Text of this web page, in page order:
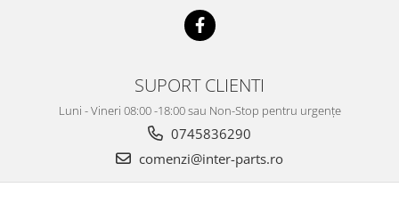
SUPORT CLIENTI
Luni - Vineri 08:00 -18:00 sau Non-Stop pentru urgențe
0745836290
comenzi@inter-parts.ro